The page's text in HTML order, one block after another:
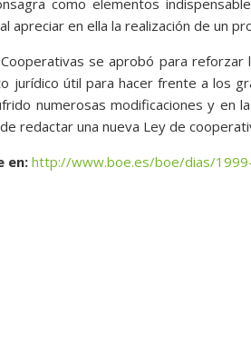
apreciar en ella la realización de un
se aprobó para
jurídico útil para hacer frente a los
numerosas modificaciones y en
redactar una nueva Ley de
en:http://www.boe.es/boe/dias/